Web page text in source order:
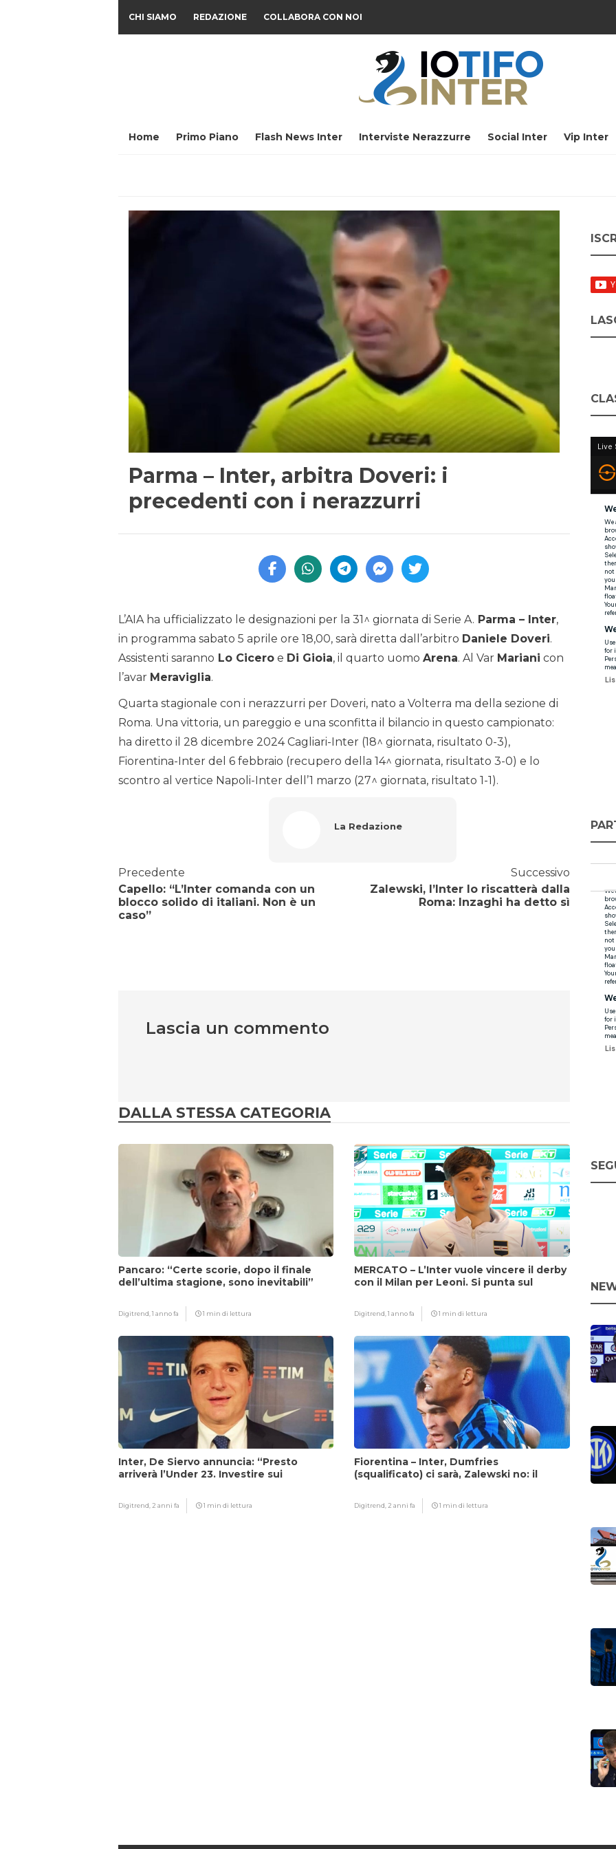
CHI SIAMO REDAZIONE COLLABORA CON NOI
Home Primo Piano Flash News Inter Interviste Nerazzurre Social Inter Vip Inter
Parma – Inter, arbitra Doveri: i
precedenti con i nerazzurri
L’AIA ha ufficializzato le designazioni per la 31^ giornata di Serie A. Parma – Inter,
in programma sabato 5 aprile ore 18,00, sarà diretta dall’arbitro Daniele Doveri.
Assistenti saranno Lo Cicero e Di Gioia, il quarto uomo Arena. Al Var Mariani con
l’avar Meraviglia.
Quarta stagionale con i nerazzurri per Doveri, nato a Volterra ma della sezione di
Roma. Una vittoria, un pareggio e una sconfitta il bilancio in questo campionato:
ha diretto il 28 dicembre 2024 Cagliari-Inter (18^ giornata, risultato 0-3),
Fiorentina-Inter del 6 febbraio (recupero della 14^ giornata, risultato 3-0) e lo
scontro al vertice Napoli-Inter dell’1 marzo (27^ giornata, risultato 1-1).
La Redazione
Precedente
Capello: “L’Inter comanda con un
blocco solido di italiani. Non è un
caso”
Successivo
Zalewski, l’Inter lo riscatterà dalla
Roma: Inzaghi ha detto sì
Lascia un commento
DALLA STESSA CATEGORIA
Pancaro: “Certe scorie, dopo il finale
dell’ultima stagione, sono inevitabili”
Digitrend,1 anno fa 1 min di lettura
MERCATO – L’Inter vuole vincere il derby
con il Milan per Leoni. Si punta sul
Digitrend,1 anno fa 1 min di lettura
Inter, De Siervo annuncia: “Presto
arriverà l’Under 23. Investire sui
Digitrend,2 anni fa 1 min di lettura
Fiorentina – Inter, Dumfries
(squalificato) ci sarà, Zalewski no: il
Digitrend,2 anni fa 1 min di lettura